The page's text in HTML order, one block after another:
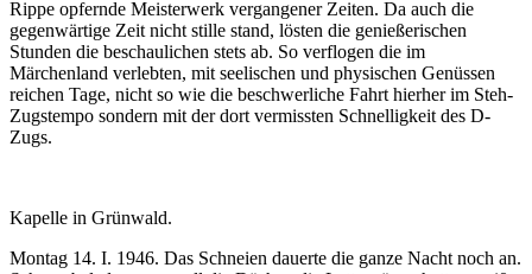
Rippe opfernde Meisterwerk vergangener Zeiten. Da auch die
gegenwärtige Zeit nicht stille stand, lösten die genießerischen
Stunden die beschaulichen stets ab. So verflogen die im
Märchenland verlebten, mit seelischen und physischen Genüssen
reichen Tage, nicht so wie die beschwerliche Fahrt hierher im Steh-
Zugstempo sondern mit der dort vermissten Schnelligkeit des D-
Zugs.
Kapelle in Grünwald.
Montag 14. I. 1946. Das Schneien dauerte die ganze Nacht noch an.